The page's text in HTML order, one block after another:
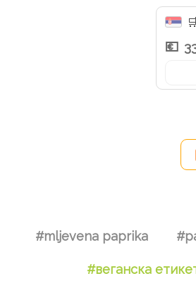
🛒
#mljevena paprika
#веганска